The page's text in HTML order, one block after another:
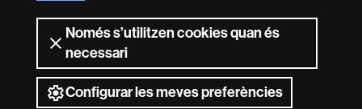
Només s’utilitzen cookies quan és
necessari
Configurar les meves preferències
Som una universitat capdavantera que imparteix una
docència de qualitat i excel·lència, diversificada,
multidisciplinària i flexible, ajustada a les necessitats de
la societat i adaptada als nous models de l'Europa del
coneixement. La UAB és reconeguda internacionalment
per la qualitat i el caràcter innovador de la seva recerca.